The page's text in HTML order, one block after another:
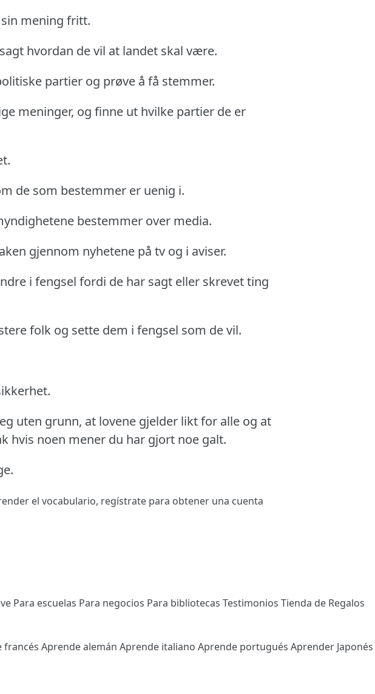
mening fritt.
hvordan de vil at landet skal være.
partier og prøve å få stemmer.
meninger, og finne ut hvilke partier de er
de som bestemmer er uenig i.
bestemmer over media.
gjennom nyhetene på tv og i aviser.
i fengsel fordi de har sagt eller skrevet ting
folk og sette dem i fengsel som de vil.
uten grunn, at lovene gjelder likt for alle og at
hvis noen mener du har gjort noe galt.
el vocabulario, regístrate para obtener una cuenta
Para escuelas Para negocios Para bibliotecas Testimonios Tienda de Regalos
francés Aprende alemán Aprende italiano Aprende portugués Aprender Japonés